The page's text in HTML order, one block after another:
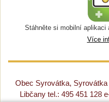
Stáhněte si mobilní aplikaci
Více
Obec Syrovátka, Syrovátka
Libčany tel.: 495 451 128